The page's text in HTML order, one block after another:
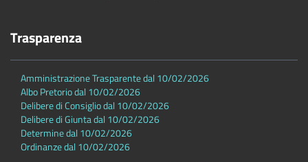
Trasparenza
Amministrazione Trasparente dal 10/02/2026
Albo Pretorio dal 10/02/2026
Delibere di Consiglio dal 10/02/2026
Delibere di Giunta dal 10/02/2026
Determine dal 10/02/2026
Ordinanze dal 10/02/2026